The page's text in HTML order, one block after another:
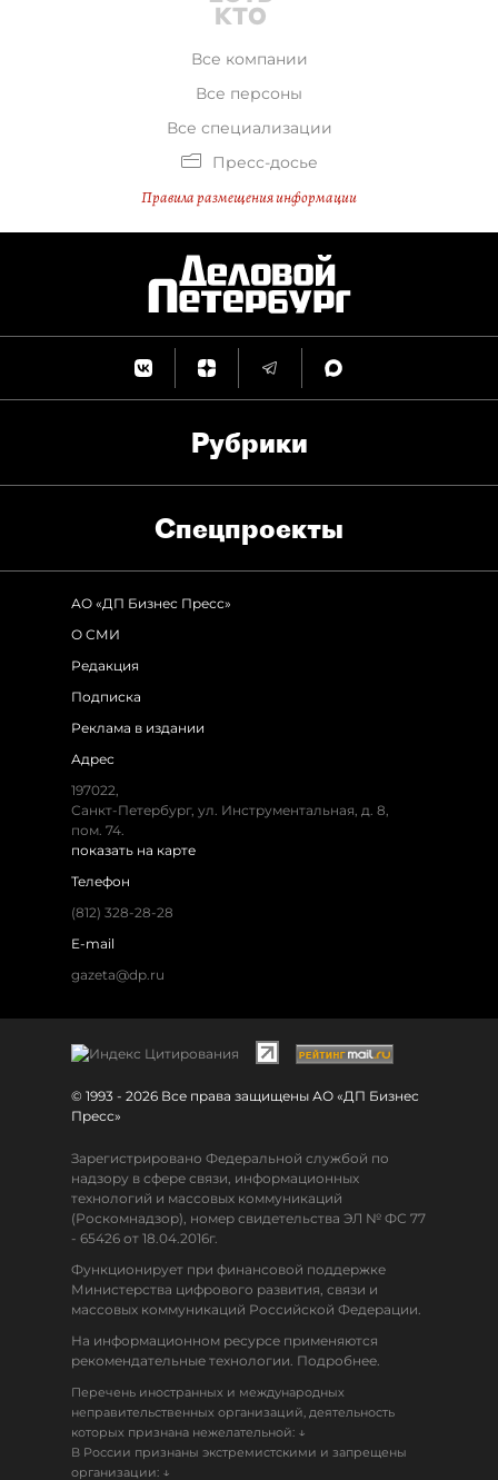
Все компании
Все персоны
Все специализации
Пресс-досье
Правила размещения информации
Рубрики
Спец­проекты
АО «ДП Бизнес Пресс»
О СМИ
Редакция
Подписка
Реклама в издании
Адрес
197022,
Санкт-Петербург, ул. Инструментальная, д. 8,
пом. 74.
показать на карте
Телефон
(812) 328-28-28
E-mail
gazeta@dp.ru
© 1993 - 2026 Все права защищены АО «ДП Бизнес
Пресс»
Зарегистрировано Федеральной службой по
надзору в сфере связи, информационных
технологий и массовых коммуникаций
(Роскомнадзор), номер свидетельства ЭЛ № ФС 77
- 65426 от 18.04.2016г.
Функционирует при финансовой поддержке
Министерства цифрового развития, связи и
массовых коммуникаций Российской Федерации.
На информационном ресурсе применяются
рекомендательные технологии. Подробнее.
Перечень иностранных и международных
неправительственных организаций, деятельность
которых признана нежелательной: ↓
В России признаны экстремистскими и запрещены
организации: ↓